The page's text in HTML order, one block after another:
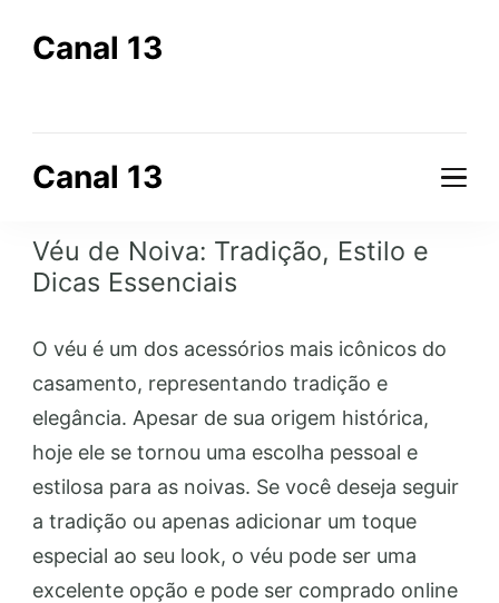
Canal 13
Canal 13
Véu de Noiva: Tradição, Estilo e
Dicas Essenciais
O véu é um dos acessórios mais icônicos do
casamento, representando tradição e
elegância. Apesar de sua origem histórica,
hoje ele se tornou uma escolha pessoal e
estilosa para as noivas. Se você deseja seguir
a tradição ou apenas adicionar um toque
especial ao seu look, o véu pode ser uma
excelente opção e pode ser comprado online